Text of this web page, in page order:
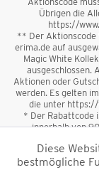
Übrigen die
https://
** Der Aktionscode
erima.de auf
Magic White
ausgeschlossen.
Aktionen oder
werden. Es gelten
die unter https://
* Der Rabattcode
innerhalb von
sowie
Rabattcode ist
Diese
bestmögliche